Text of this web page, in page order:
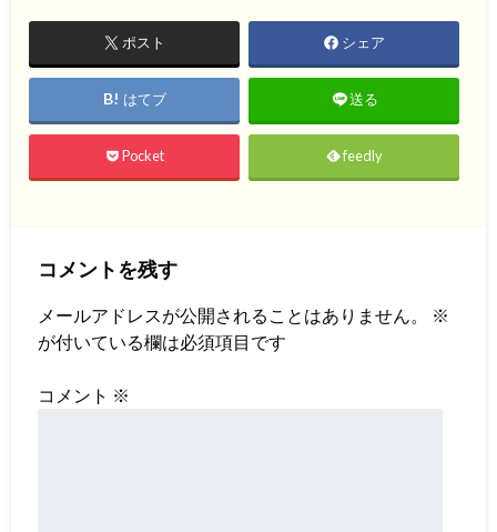
ポスト シェア
はてブ 送る
Pocket feedly
コメントを残す
メールアドレスが公開されることはありません。
※
が付いている欄は必須項目です
コメント ※